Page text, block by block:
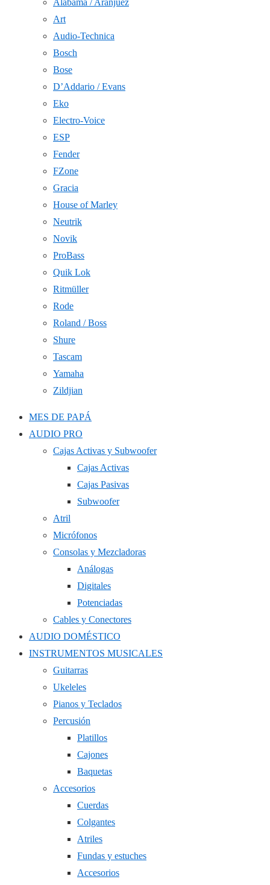
Alabama / Aranjuez
Art
Audio-Technica
Bosch
Bose
D’Addario / Evans
Eko
Electro-Voice
ESP
Fender
FZone
Gracia
House of Marley
Neutrik
Novik
ProBass
Quik Lok
Ritmüller
Rode
Roland / Boss
Shure
Tascam
Yamaha
Zildjian
MES DE PAPÁ
AUDIO PRO
Cajas Activas y Subwoofer
Cajas Activas
Cajas Pasivas
Subwoofer
Atril
Micrófonos
Consolas y Mezcladoras
Análogas
Digitales
Potenciadas
Cables y Conectores
AUDIO DOMÉSTICO
INSTRUMENTOS MUSICALES
Guitarras
Ukeleles
Pianos y Teclados
Percusión
Platillos
Cajones
Baquetas
Accesorios
Cuerdas
Colgantes
Atriles
Fundas y estuches
Accesorios